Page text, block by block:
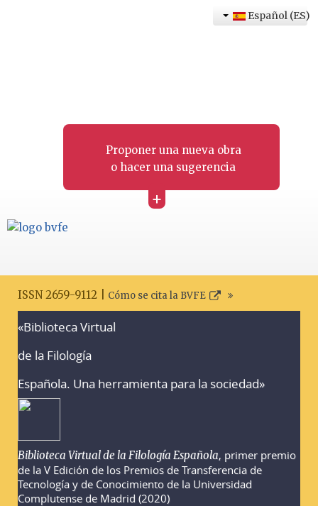
Proponer una nueva obra
o hacer una sugerencia
+
Español (ES)
ISSN 2659-9112 | Cómo se cita la BVFE
«Biblioteca Virtual
de la Filología
Española. Una herramienta para la sociedad»
Biblioteca Virtual de la Filología Española, primer premio
de la V Edición de los Premios de Transferencia de
Tecnología y de Conocimiento de la Universidad
Complutense de Madrid (2020)